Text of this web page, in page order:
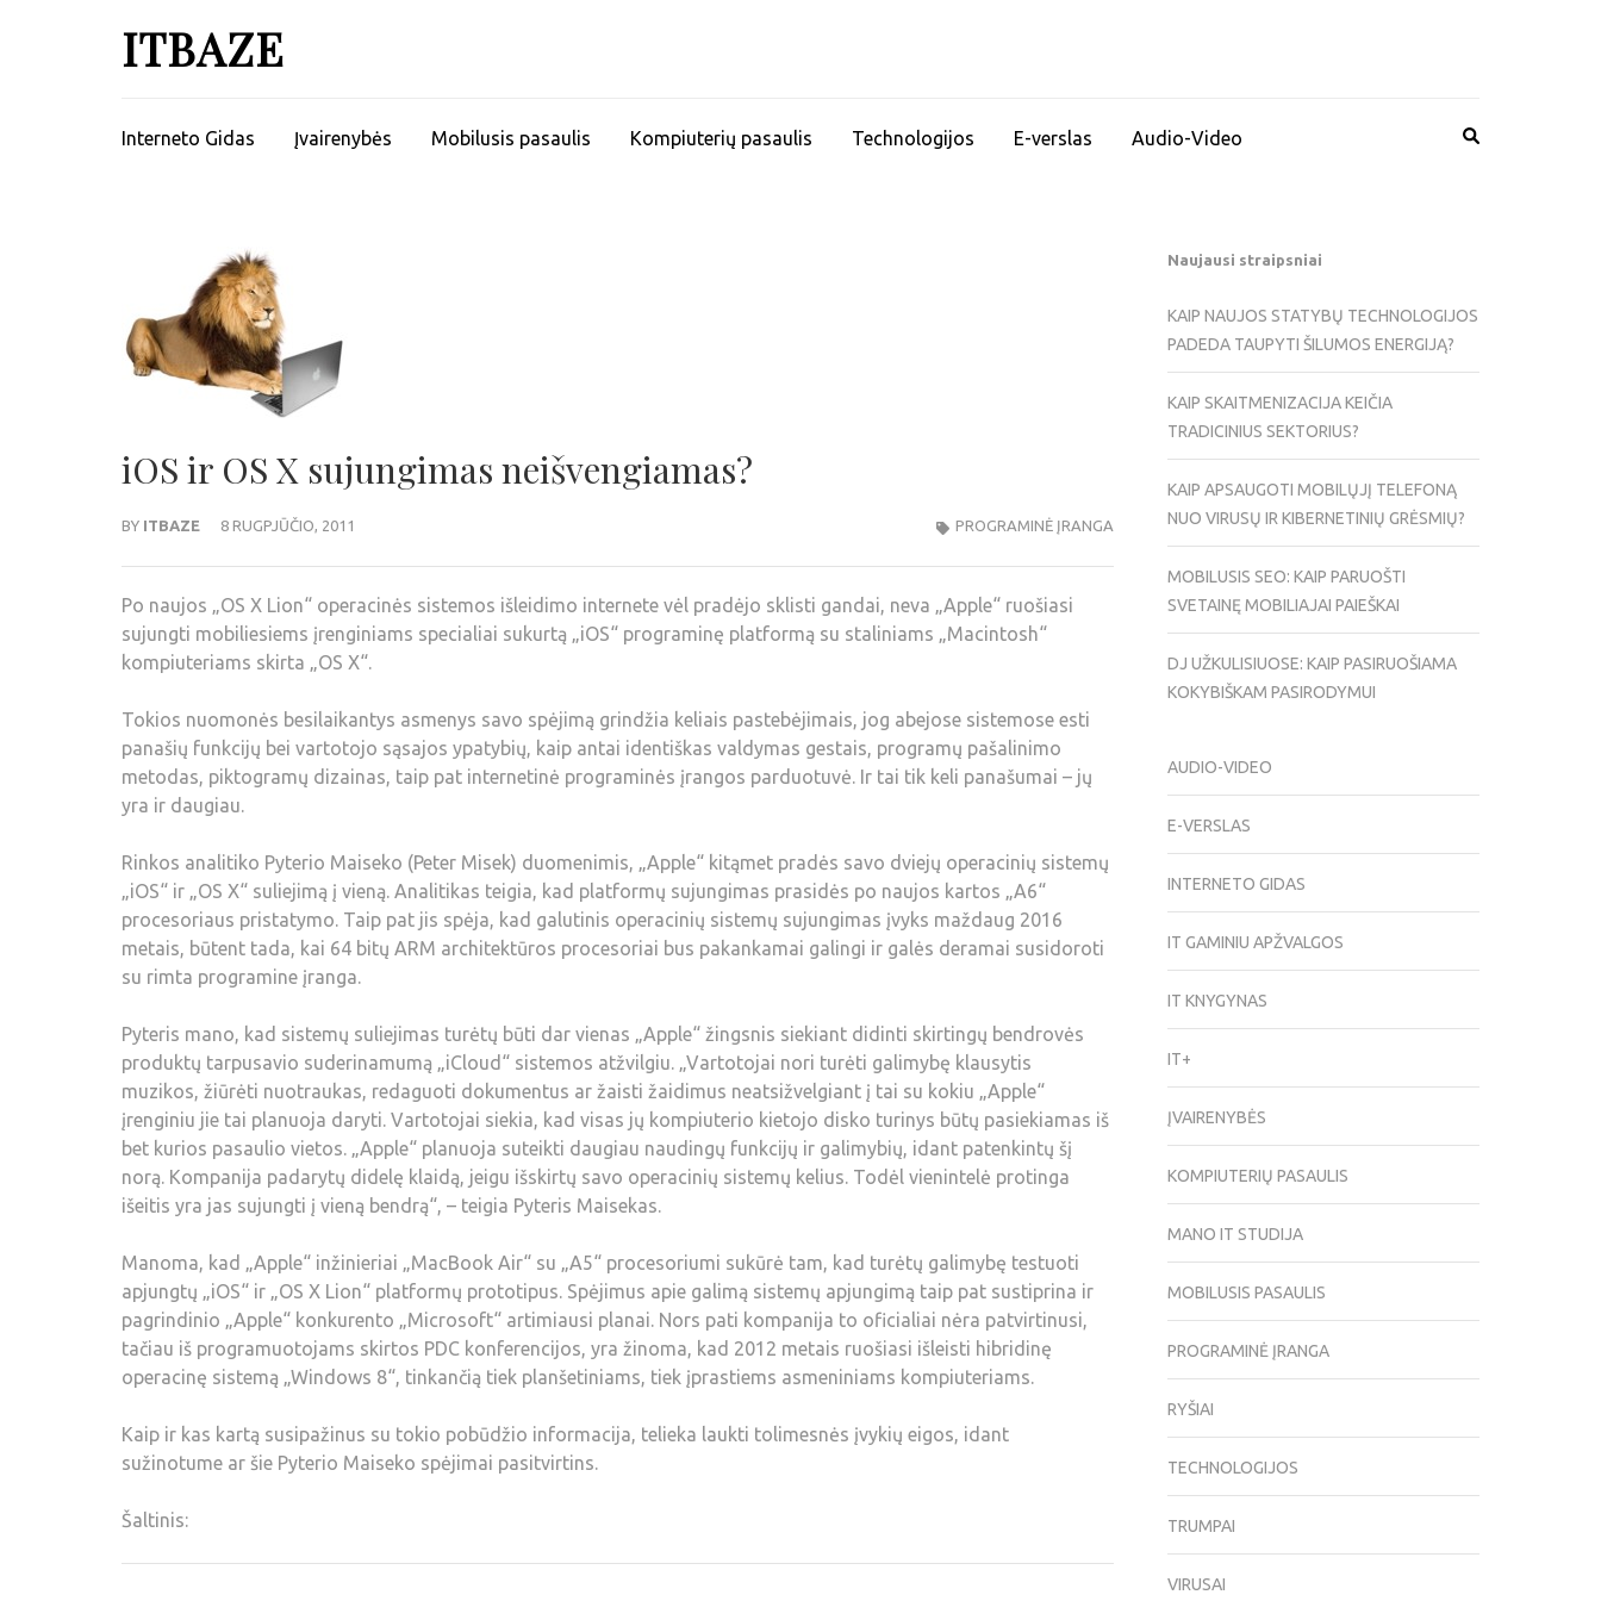
ITBAZE
Interneto Gidas Įvairenybės Mobilusis pasaulis Kompiuterių pasaulis Technologijos E-verslas Audio-Video
iOS ir OS X sujungimas neišvengiamas?
BY ITBAZE 8 RUGPJŪČIO, 2011 PROGRAMINĖ ĮRANGA
Po naujos „OS X Lion“ operacinės sistemos išleidimo internete vėl pradėjo sklisti gandai, neva „Apple“ ruošiasi
sujungti mobiliesiems įrenginiams specialiai sukurtą „iOS“ programinę platformą su staliniams „Macintosh“
kompiuteriams skirta „OS X“.
Tokios nuomonės besilaikantys asmenys savo spėjimą grindžia keliais pastebėjimais, jog abejose sistemose esti
panašių funkcijų bei vartotojo sąsajos ypatybių, kaip antai identiškas valdymas gestais, programų pašalinimo
metodas, piktogramų dizainas, taip pat internetinė programinės įrangos parduotuvė. Ir tai tik keli panašumai – jų
yra ir daugiau.
Rinkos analitiko Pyterio Maiseko (Peter Misek) duomenimis, „Apple“ kitąmet pradės savo dviejų operacinių sistemų
„iOS“ ir „OS X“ suliejimą į vieną. Analitikas teigia, kad platformų sujungimas prasidės po naujos kartos „A6“
procesoriaus pristatymo. Taip pat jis spėja, kad galutinis operacinių sistemų sujungimas įvyks maždaug 2016
metais, būtent tada, kai 64 bitų ARM architektūros procesoriai bus pakankamai galingi ir galės deramai susidoroti
su rimta programine įranga.
Pyteris mano, kad sistemų suliejimas turėtų būti dar vienas „Apple“ žingsnis siekiant didinti skirtingų bendrovės
produktų tarpusavio suderinamumą „iCloud“ sistemos atžvilgiu. „Vartotojai nori turėti galimybę klausytis
muzikos, žiūrėti nuotraukas, redaguoti dokumentus ar žaisti žaidimus neatsižvelgiant į tai su kokiu „Apple“
įrenginiu jie tai planuoja daryti. Vartotojai siekia, kad visas jų kompiuterio kietojo disko turinys būtų pasiekiamas iš
bet kurios pasaulio vietos. „Apple“ planuoja suteikti daugiau naudingų funkcijų ir galimybių, idant patenkintų šį
norą. Kompanija padarytų didelę klaidą, jeigu išskirtų savo operacinių sistemų kelius. Todėl vienintelė protinga
išeitis yra jas sujungti į vieną bendrą“, – teigia Pyteris Maisekas.
Manoma, kad „Apple“ inžinieriai „MacBook Air“ su „A5“ procesoriumi sukūrė tam, kad turėtų galimybę testuoti
apjungtų „iOS“ ir „OS X Lion“ platformų prototipus. Spėjimus apie galimą sistemų apjungimą taip pat sustiprina ir
pagrindinio „Apple“ konkurento „Microsoft“ artimiausi planai. Nors pati kompanija to oficialiai nėra patvirtinusi,
tačiau iš programuotojams skirtos PDC konferencijos, yra žinoma, kad 2012 metais ruošiasi išleisti hibridinę
operacinę sistemą „Windows 8“, tinkančią tiek planšetiniams, tiek įprastiems asmeniniams kompiuteriams.
Kaip ir kas kartą susipažinus su tokio pobūdžio informacija, telieka laukti tolimesnės įvykių eigos, idant
sužinotume ar šie Pyterio Maiseko spėjimai pasitvirtins.
Šaltinis:
Naujausi straipsniai
KAIP NAUJOS STATYBŲ TECHNOLOGIJOS
PADEDA TAUPYTI ŠILUMOS ENERGIJĄ?
KAIP SKAITMENIZACIJA KEIČIA
TRADICINIUS SEKTORIUS?
KAIP APSAUGOTI MOBILŲJĮ TELEFONĄ
NUO VIRUSŲ IR KIBERNETINIŲ GRĖSMIŲ?
MOBILUSIS SEO: KAIP PARUOŠTI
SVETAINĘ MOBILIAJAI PAIEŠKAI
DJ UŽKULISIUOSE: KAIP PASIRUOŠIAMA
KOKYBIŠKAM PASIRODYMUI
AUDIO-VIDEO
E-VERSLAS
INTERNETO GIDAS
IT GAMINIU APŽVALGOS
IT KNYGYNAS
IT+
ĮVAIRENYBĖS
KOMPIUTERIŲ PASAULIS
MANO IT STUDIJA
MOBILUSIS PASAULIS
PROGRAMINĖ ĮRANGA
RYŠIAI
TECHNOLOGIJOS
TRUMPAI
VIRUSAI